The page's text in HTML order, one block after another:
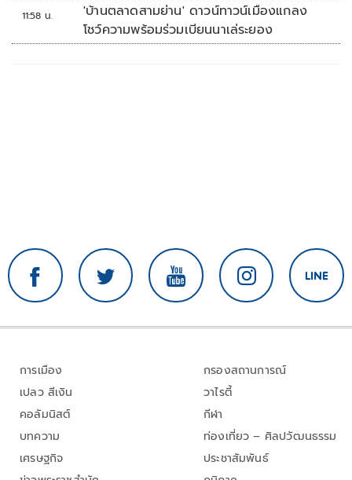
11:58 น.
'บ้านตลาดสามย่าน' ดาวน์ทาวน์เมืองแกลง
โชว์ความพร้อมร่วมเบียนนาเล่ระยอง
การเมือง
เปลว สีเงิน
คอลัมนิสต์
บทความ
เศรษฐกิจ
กรองสถานการณ์
วาไรตี้
กีฬา
ท่องเที่ยว – ศิลปวัฒนธรรม
ประชาสัมพันธ์